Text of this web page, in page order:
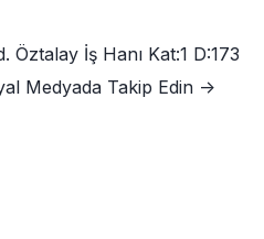
Öztalay İş Hanı Kat:1 D:173
Medyada Takip Edin ->